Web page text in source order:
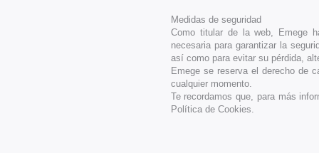
Medidas de seguridad
Como titular de la web, Emege
necesaria para garantizar la
así como para evitar su pérdida,
Emege se reserva el derecho de
cualquier momento.
Te recordamos que, para más
Política de Cookies.